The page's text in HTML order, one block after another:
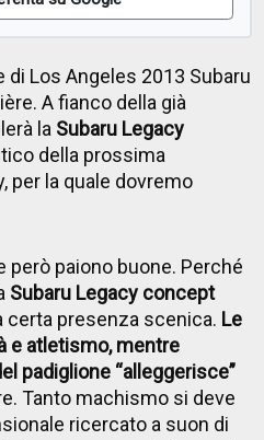
di Los Angeles 2013 Subaru
A fianco della già
la Subaru Legacy
della prossima
per la quale dovremo
paiono buone. Perché
Subaru Legacy concept
certa presenza scenica. Le
e atletismo, mentre
padiglione “alleggerisce”
Tanto machismo si deve
ricercato a suon di